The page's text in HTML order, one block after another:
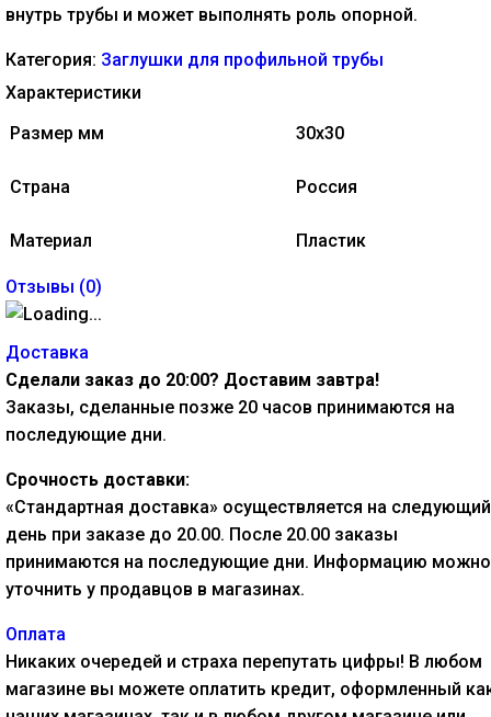
внутрь трубы и может выполнять роль опорной.
Категория: Заглушки для профильной трубы
Характеристики
Размер мм
30х30
Страна Россия
Материал Пластик
Отзывы (0)
Доставка
Сделали заказ до 20:00? Доставим завтра!
Заказы, сделанные позже 20 часов принимаются на
последующие дни.
Срочность доставки:
«Стандартная доставка» осуществляется на следующий
день при заказе до 20.00. После 20.00 заказы
принимаются на последующие дни. Информацию можно
уточнить у продавцов в магазинах.
Оплата
Никаких очередей и страха перепутать цифры! В любом
магазине вы можете оплатить кредит, оформленный